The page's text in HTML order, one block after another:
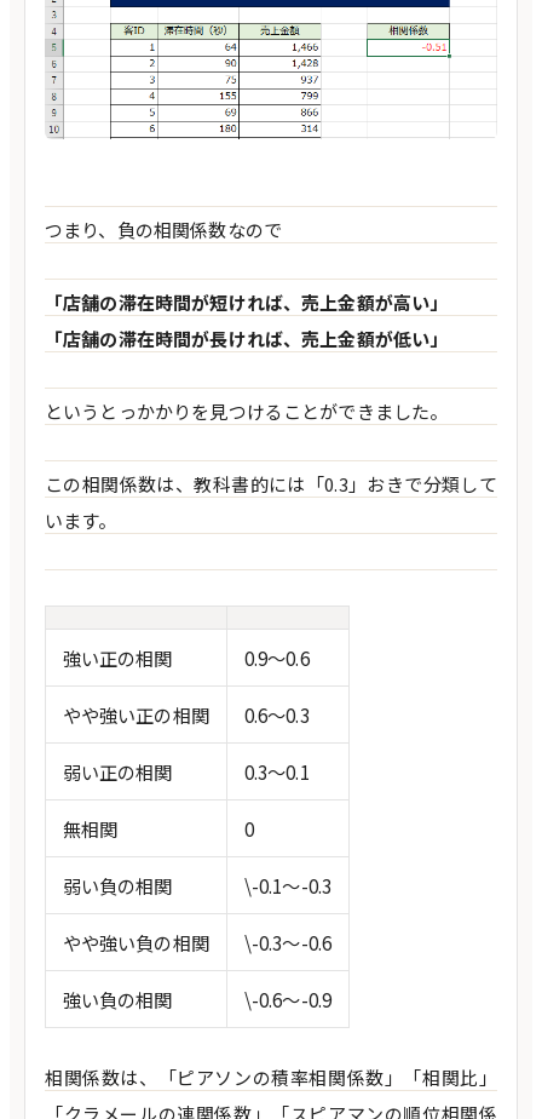
つまり、負の相関係数なので
「店舗の滞在時間が短ければ、売上金額が高い」
「店舗の滞在時間が長ければ、売上金額が低い」
というとっかかりを見つけることができました。
この相関係数は、教科書的には「0.3」おきで分類して
います。
強い正の相関 0.9～0.6
やや強い正の相関 0.6～0.3
弱い正の相関 0.3～0.1
無相関 0
弱い負の相関 \-0.1～-0.3
やや強い負の相関 \-0.3～-0.6
強い負の相関 \-0.6～-0.9
相関係数は、「ピアソンの積率相関係数」「相関比」
「クラメールの連関係数」「スピアマンの順位相関係